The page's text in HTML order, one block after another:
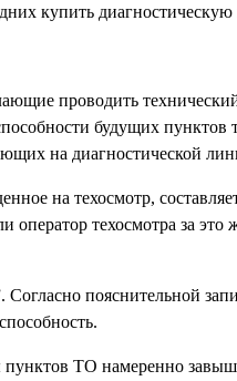
купить диагностическую
проводить
будущих пунктов
на диагностической
на техосмотр,
техосмотра за
пояснительной
ТО намеренно